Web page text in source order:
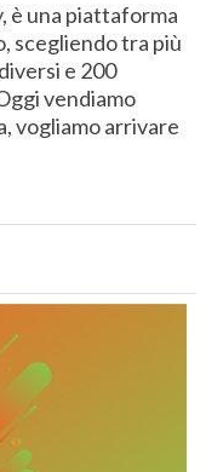
è una piattaforma
scegliendo tra più
e 200
vendiamo
vogliamo arrivare